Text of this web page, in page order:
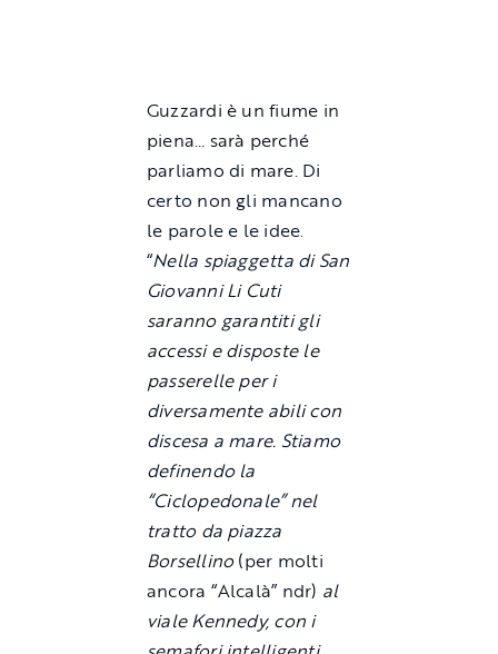
Guzzardi è un fiume in
piena… sarà perché
parliamo di mare. Di
certo non gli mancano
le parole e le idee.
“Nella spiaggetta di San
Giovanni Li Cuti
saranno garantiti gli
accessi e disposte le
passerelle per i
diversamente abili con
discesa a mare. Stiamo
definendo la
“Ciclopedonale” nel
tratto da piazza
Borsellino(per molti
ancora “Alcalà” ndr) al
viale Kennedy, con i